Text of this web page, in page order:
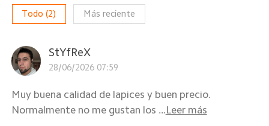
Todo (2) Más reciente
StYfReX
28/06/2026 07:59
Muy buena calidad de lapices y buen precio.
Normalmente no me gustan los ...Leer más